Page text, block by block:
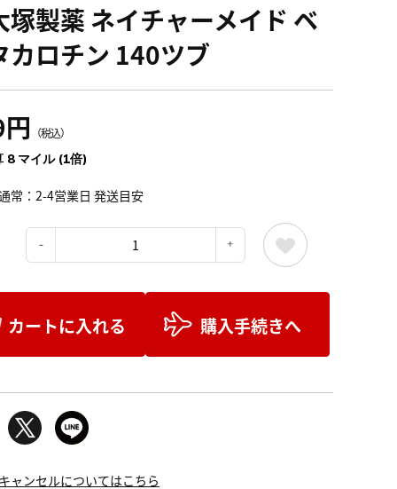
製薬 ネイチャーメイド ベ
カロチン 140ツブ
（税込）
8 マイル (1倍)
常：2-4営業日 発送目安
カートに入れる 購入手続きへ
ャンセルについてはこちら